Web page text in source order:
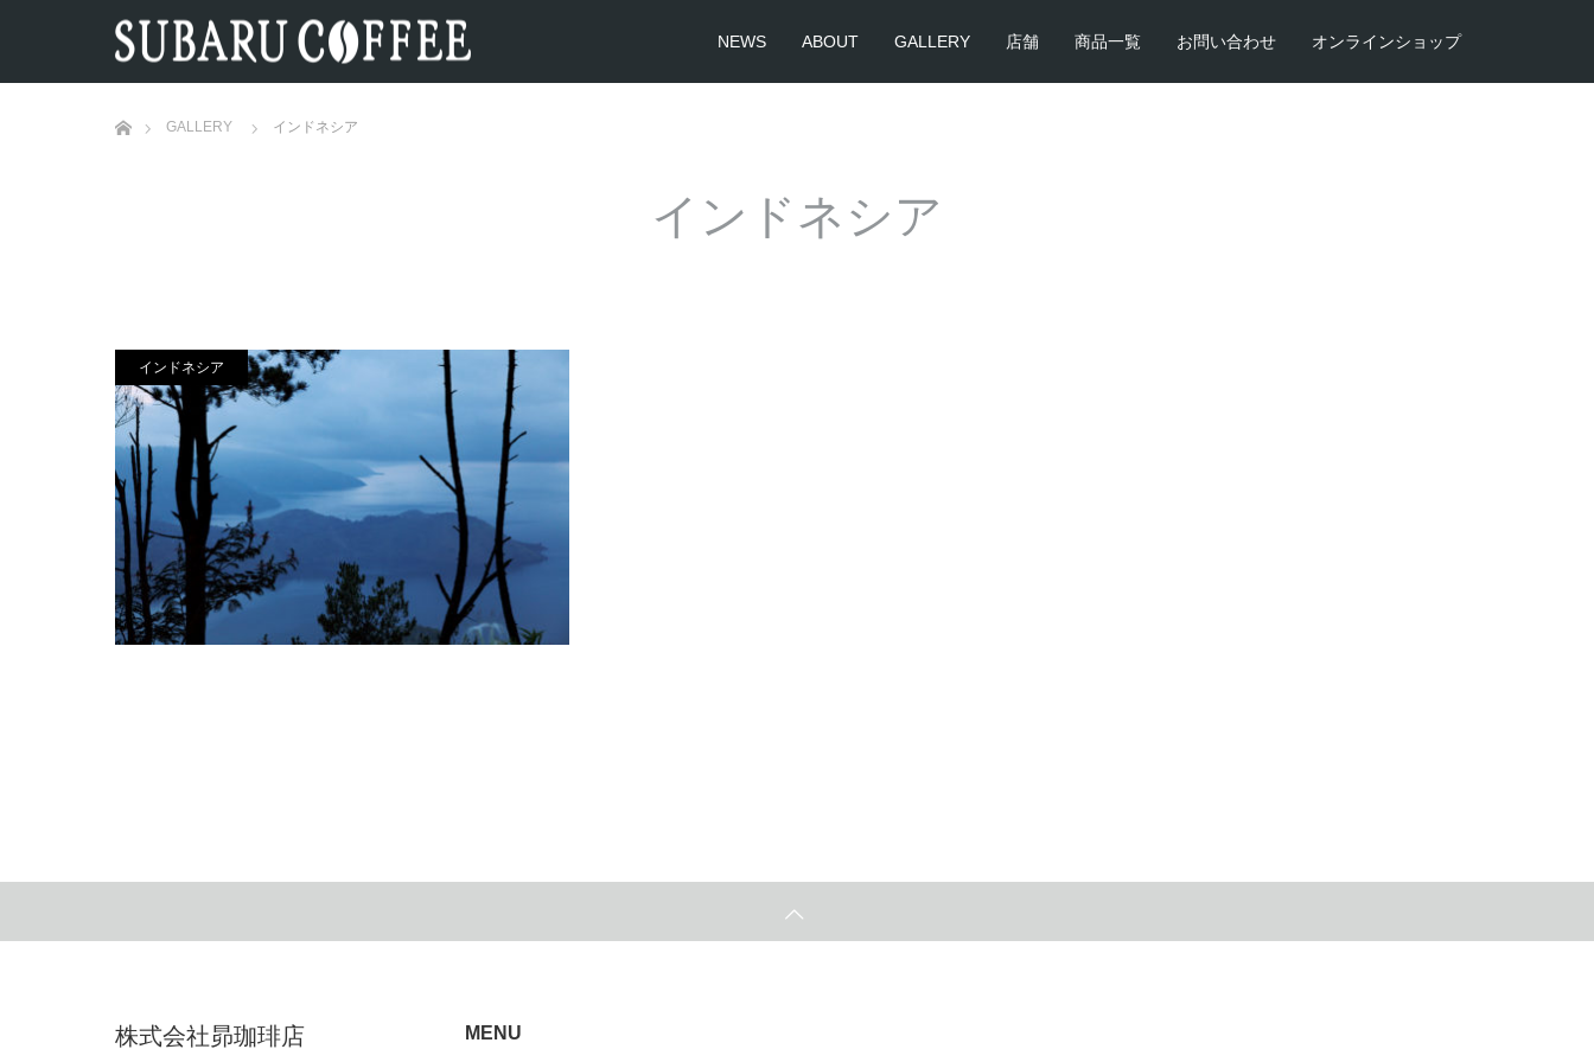
NEWS ABOUT GALLERY 店舗 商品一覧 お問い合わせ オンラインショップ
GALLERY インドネシア
インドネシア
インドネシア
MENU
株式会社昴珈琲店